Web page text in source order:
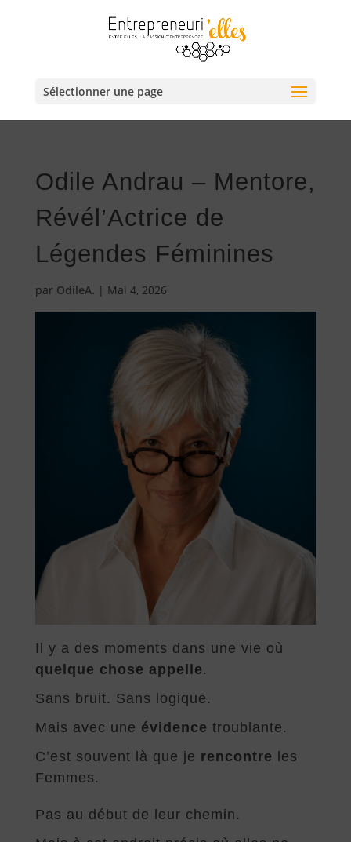
Sélectionner une page
Odile Andrau – Mentore,
Révél’Actrice de
Légendes Féminines
par OdileA. | Mai 4, 2026
Il y a des moments dans une vie où
quelque chose appelle .
Sans bruit. Sans logique.
Mais avec une évidence troublante.
C’est souvent là que je rencontre les
Femmes.
Pas au début de leur chemin.